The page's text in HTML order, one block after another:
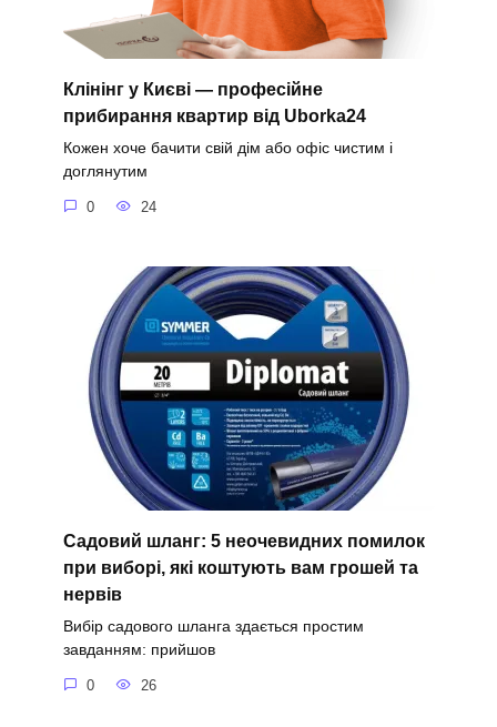
Клінінг у Києві — професійне
прибирання квартир від Uborka24
Кожен хоче бачити свій дім або офіс чистим і
доглянутим
0 24
Садовий шланг: 5 неочевидних помилок
при виборі, які коштують вам грошей та
нервів
Вибір садового шланга здається простим
завданням: прийшов
0 26